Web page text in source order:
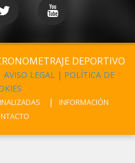
DEPORTIVO
AVISO LEGAL | POLÍTICA DE
INFORMACIÓN